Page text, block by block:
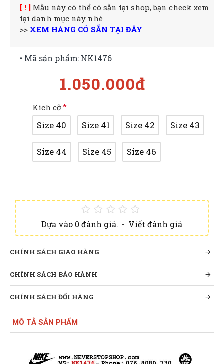
[ ! ] Mẫu này có thể có sẵn tại shop, bạn check xem
tại danh mục này nhé
>> XEM HÀNG CÓ SẴN TẠI ĐÂY
Dựa vào 0 đánh giá. - Viết đánh giá
1.050.000đ
• Mã sản phẩm:NK1476
Kích cỡ
Size 40 Size 41 Size 42 Size 43
Size 44 Size 45 Size 46
CHÍNH SÁCH GIAO HÀNG
CHÍNH SÁCH BẢO HÀNH
CHÍNH SÁCH ĐỔI HÀNG
MÔ TẢ SẢN PHẨM